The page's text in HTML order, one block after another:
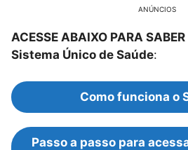
ANÚNCIOS
ACESSE ABAIXO PARA
Sistema Único de Saúde:
Como funciona o
Passo a passo para